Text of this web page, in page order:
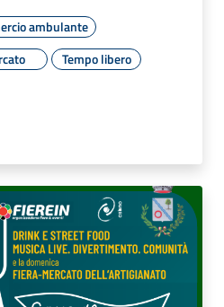
ambulante
Tempo libero